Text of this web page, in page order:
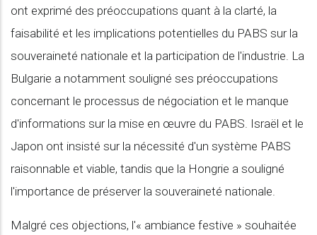
ont exprimé des préoccupations quant à la clarté, la
faisabilité et les implications potentielles du PABS sur la
souveraineté nationale et la participation de l'industrie. La
Bulgarie a notamment souligné ses préoccupations
concernant le processus de négociation et le manque
d'informations sur la mise en œuvre du PABS. Israël et le
Japon ont insisté sur la nécessité d'un système PABS
raisonnable et viable, tandis que la Hongrie a souligné
l'importance de préserver la souveraineté nationale.
Malgré ces objections, l'« ambiance festive » souhaitée